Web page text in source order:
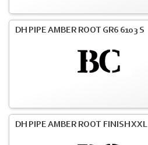
DH PIPE AMBER ROOT GR6 6103 S
DH PIPE AMBER ROOT FINISH XXL